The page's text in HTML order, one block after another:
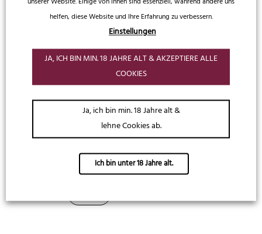
Dr. Rauch's Spirituosen
55.5 Absinth
35,98 /1 l
helfen, diese Website und Ihre Erfahrung zu verbessern.
Einstellungen
JA, ICH BIN MIN. 18 JAHRE ALT & AKZEPTIERE ALLE
COOKIES
Ja, ich bin min. 18 Jahre alt &
lehne Cookies ab.
Ich bin unter 18 Jahre alt.